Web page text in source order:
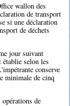
wallon des
de transport
si une déclaration
de déchets
jour suivant
selon les
conserve
minimale de cinq
de